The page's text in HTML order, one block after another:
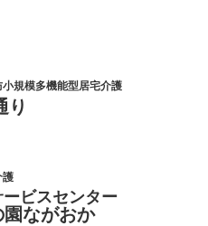
規模多機能型居宅介護
り
護
ビスセンター
ながおか